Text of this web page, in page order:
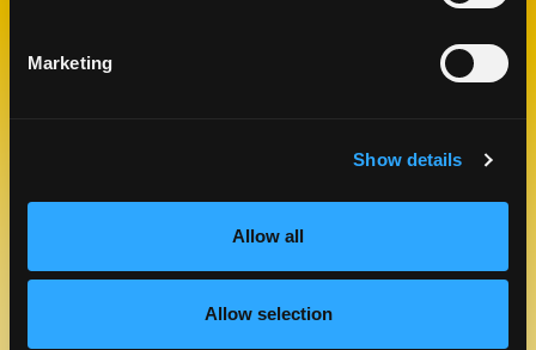
Marketing
Show details
Allow all
Allow selection
RELACIONADAS
Like This